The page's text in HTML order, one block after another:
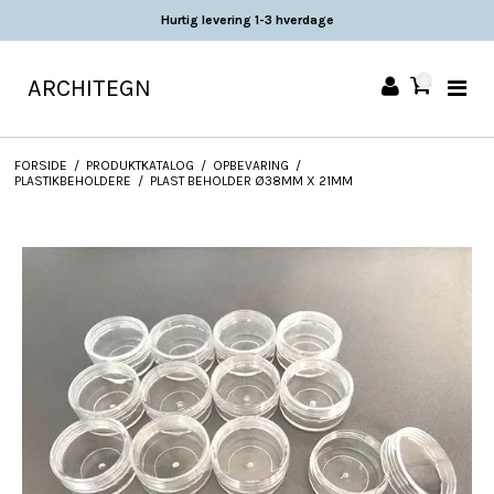
Hurtig levering 1-3 hverdage
ARCHITEGN
FORSIDE / PRODUKTKATALOG / OPBEVARING /
PLASTIKBEHOLDERE / PLAST BEHOLDER Ø38MM X 21MM